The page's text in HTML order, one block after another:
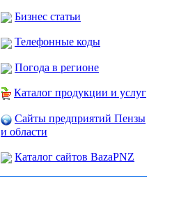
Бизнес статьи
Телефонные коды
Погода в регионе
Каталог продукции и услуг
Сайты предприятий Пензы
и области
Каталог сайтов BazaPNZ